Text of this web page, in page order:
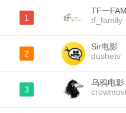
1
TF一
tf_family
2
Sir电影
dushetv
3
乌鸦电影